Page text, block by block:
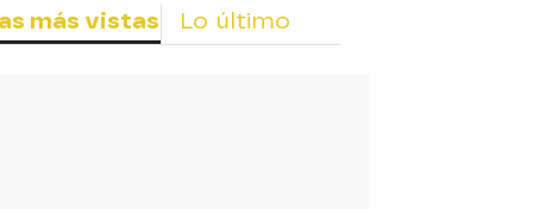
más vistas Lo último